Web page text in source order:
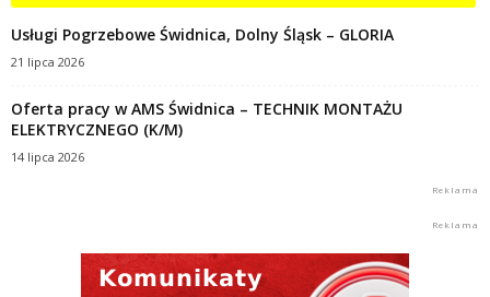
Usługi Pogrzebowe Świdnica, Dolny Śląsk – GLORIA
21 lipca 2026
Oferta pracy w AMS Świdnica – TECHNIK MONTAŻU
ELEKTRYCZNEGO (K/M)
14 lipca 2026